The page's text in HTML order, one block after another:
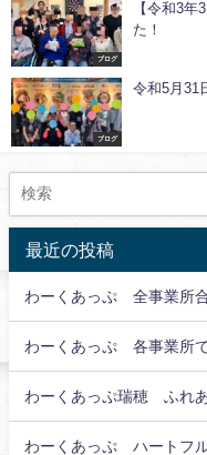
ブログ
【令和3
た！
ブログ
令和5月
最近の投稿
わーくあっぷ 全事業所
わーくあっぷ 各事業所
わーくあっぷ瑞穂 ふれ
わーくあっぷ ハートフ